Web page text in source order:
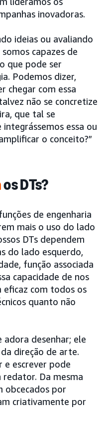
inovadoras.
ideias ou avaliando
capazes de
que pode ser
Podemos dizer,
chegar com essa
não se concretize
que tal se
integrássemos essa ou
o conceito?”
os DTs?
de engenharia
mais o uso do lado
DTs dependem
do lado esquerdo,
função associada
capacidade de nos
eficaz com todos os
quanto não
adora desenhar; ele
direção de arte.
e escrever pode
Da mesma
obcecados por
criativamente por